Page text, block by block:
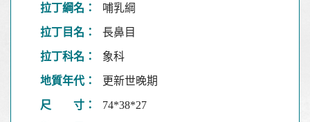
拉丁綱名： 哺乳綱
拉丁目名： 長鼻目
拉丁科名： 象科
地質年代： 更新世晚期
尺 寸： 74*38*27